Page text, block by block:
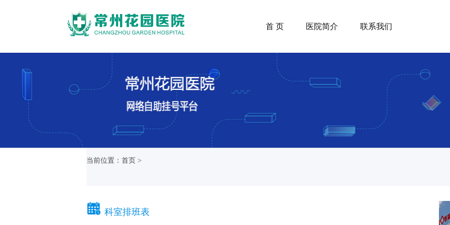
首 页 医院简介 联系我们
当前位置：首页 >
科室排班表